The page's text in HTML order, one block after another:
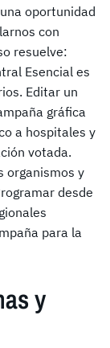
oportunidad
con
resuelve:
Esencial es
Editar un
gráfica
a hospitales y
votada.
organismos y
desde
para la
y